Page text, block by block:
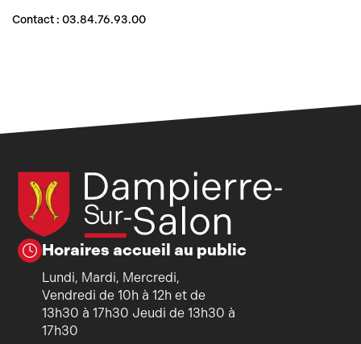
Contact : 03.84.76.93.00
Horaires accueil au public
Lundi, Mardi, Mercredi,
Vendredi de 10h à 12h et de
13h30 à 17h30 Jeudi de 13h30 à
17h30